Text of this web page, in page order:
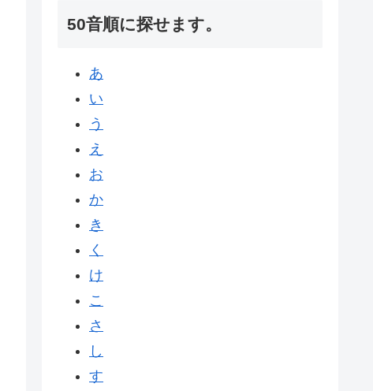
50音順に探せます。
あ
い
う
え
お
か
き
く
け
こ
さ
し
す